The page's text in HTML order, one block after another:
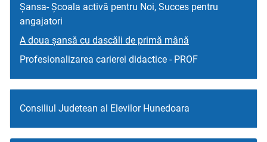
Șansa- Școala activă pentru Noi, Succes pentru
angajatori
A doua șansă cu dascăli de primă mână
Profesionalizarea carierei didactice - PROF
Consiliul Judetean al Elevilor Hunedoara